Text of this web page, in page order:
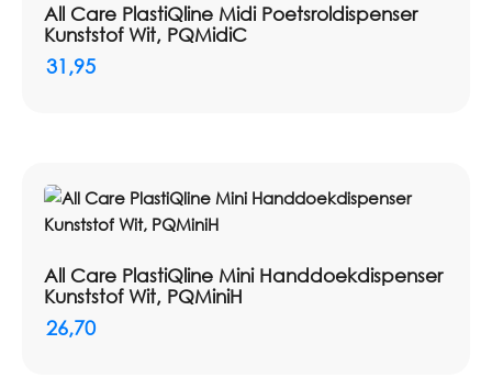
All Care PlastiQline Midi Poetsroldispenser
Kunststof Wit, PQMidiC
31,95
All Care PlastiQline Mini Handdoekdispenser
Kunststof Wit, PQMiniH
26,70